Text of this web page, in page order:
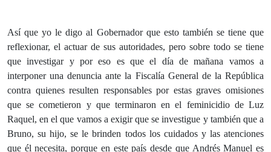
Así que yo le digo al Gobernador que esto también se tiene que
reflexionar, el actuar de sus autoridades, pero sobre todo se tiene
que investigar y por eso es que el día de mañana vamos a
interponer una denuncia ante la Fiscalía General de la República
contra quienes resulten responsables por estas graves omisiones
que se cometieron y que terminaron en el feminicidio de Luz
Raquel, en el que vamos a exigir que se investigue y también que a
Bruno, su hijo, se le brinden todos los cuidados y las atenciones
que él necesita, porque en este país desde que Andrés Manuel es